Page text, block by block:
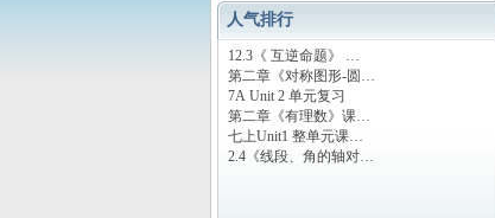
人气排行
12.3《 互逆命题》 …
第二章《对称图形-圆…
7A Unit 2 单元复习
第二章《有理数》课…
七上Unit1 整单元课…
2.4《线段、角的轴对…